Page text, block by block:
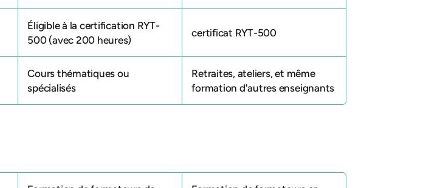
Éligible à la certification RYT-
500 (avec 200 heures)
certificat RYT-500
Cours thématiques ou
spécialisés
Retraites, ateliers, et même
formation d'autres enseignants